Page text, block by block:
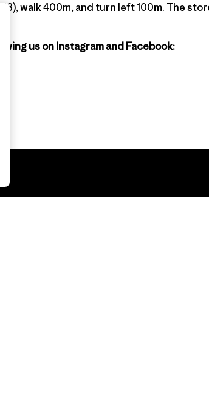
walk 400m, and turn left 100m. The
us on Instagram and Facebook: